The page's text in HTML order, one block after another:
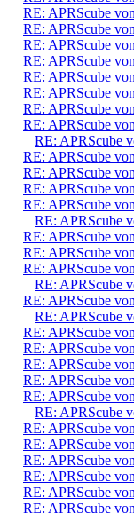
RE: APRScube
RE: APRScube
RE: APRScube
RE: APRScube
RE: APRScube
RE: APRScube
RE: APRScube
RE: APRScube
RE: APRScube
RE: APRScube
RE: APRScube
RE: APRScube
RE: APRScube
RE: APRScube
RE: APRScube
RE: APRScube
RE: APRScube
RE: APRScube
RE: APRScube
RE: APRScube
RE: APRScube
RE: APRScube
RE: APRScube
RE: APRScube
RE: APRScube
RE: APRScube
RE: APRScube
RE: APRScube
RE: APRScube
RE: APRScube
RE: APRScube
RE: APRScube